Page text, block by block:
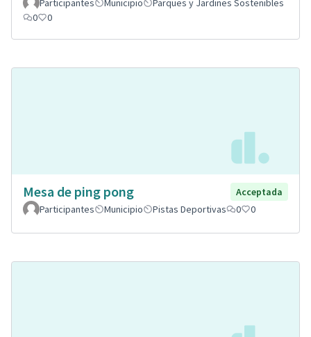
Participantes Municipio
Parques y Jardines Sostenibles
0
0
Mesa de ping pong
Acceptada
Participantes
Municipio Pistas Deportivas 0 0